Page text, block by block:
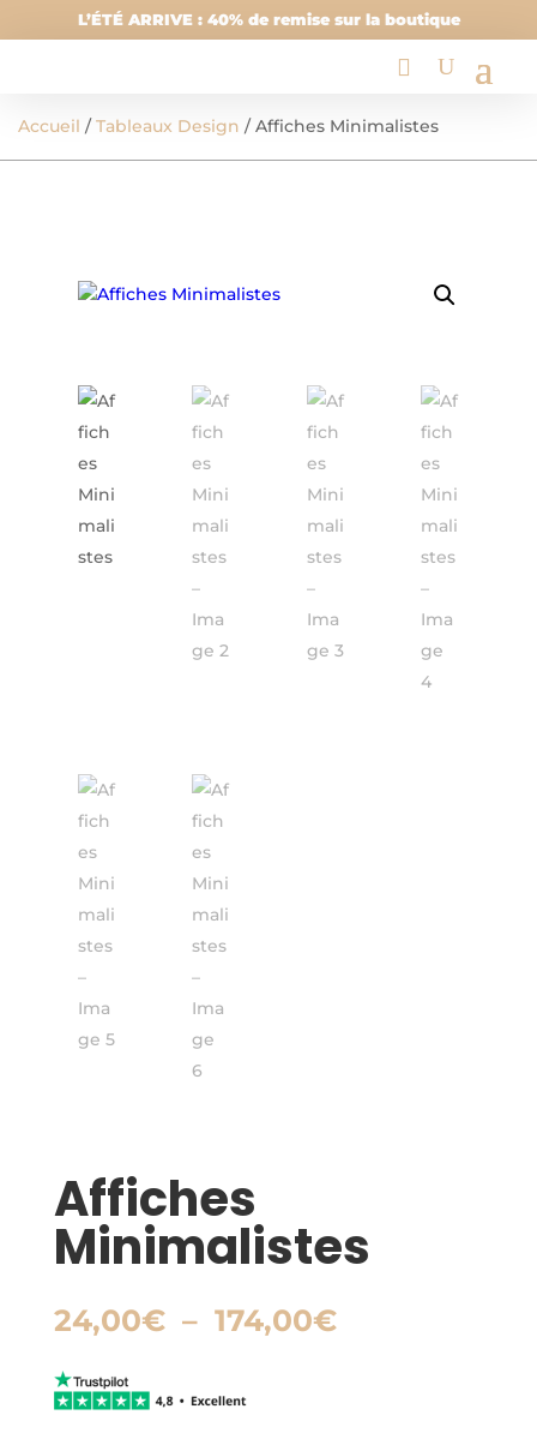
L’ÉTÉ ARRIVE : 40% de remise sur la boutique
Accueil /Tableaux Design / Affiches Minimalistes
Affiches
Minimalistes
24,00€ – 174,00€Plage